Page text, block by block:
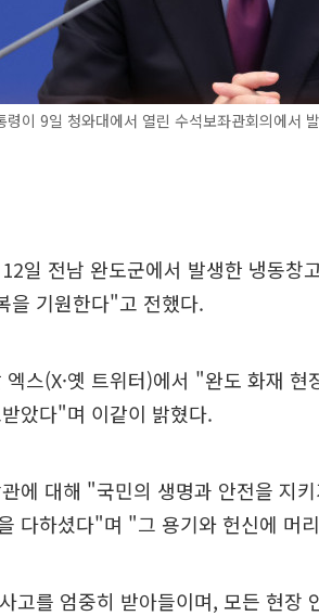
이 9일 청와대에서 열린 수석보좌관회의에서
일 전남 완도군에서 발생한 냉동창
을 기원한다"고 전했다.
스(X·옛 트위터)에서 "완도 화재
았다"며 이같이 밝혔다.
에 대해 "국민의 생명과 안전을 지
다하셨다"며 "그 용기와 헌신에 머
고를 엄중히 받아들이며, 모든 현장